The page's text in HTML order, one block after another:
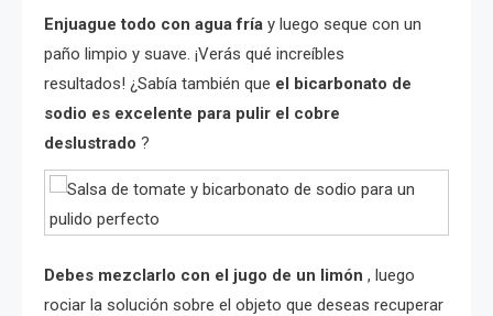
Enjuague todo con agua fría y luego seque con un
paño limpio y suave. ¡Verás qué increíbles
resultados! ¿Sabía también que el bicarbonato de
sodio es excelente para pulir el cobre
deslustrado ?
Debes mezclarlo con el jugo de un limón , luego
rociar la solución sobre el objeto que deseas recuperar